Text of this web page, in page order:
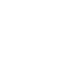
用报告_工商信息-启信宝
+正规三室（火热办
拍卖公告（第1批）|
销！去八公里广东办公
问问
四公里办公,写字楼